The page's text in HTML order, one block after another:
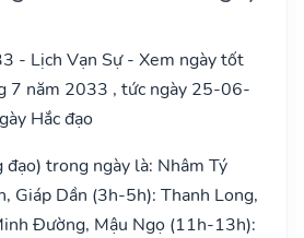
- Lịch Vạn Sự - Xem ngày tốt
7 năm 2033 , tức ngày 25-06-
Hắc đạo
đạo) trong ngày là: Nhâm Tý
Giáp Dần (3h-5h): Thanh Long,
Đường, Mậu Ngọ (11h-13h):